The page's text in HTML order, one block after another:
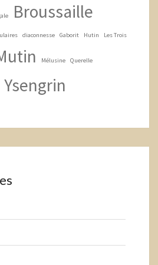
Broussaille
diaconnesse Gaborit Hutin Les Trois
Mélusine Querelle
Ysengrin